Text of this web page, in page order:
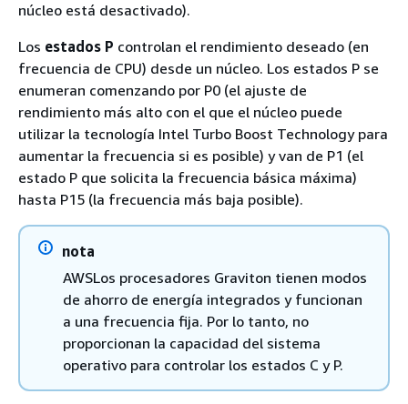
núcleo está desactivado).
Los estados P controlan el rendimiento deseado (en
frecuencia de CPU) desde un núcleo. Los estados P se
enumeran comenzando por P0 (el ajuste de
rendimiento más alto con el que el núcleo puede
utilizar la tecnología Intel Turbo Boost Technology para
aumentar la frecuencia si es posible) y van de P1 (el
estado P que solicita la frecuencia básica máxima)
hasta P15 (la frecuencia más baja posible).
nota
AWSLos procesadores Graviton tienen modos
de ahorro de energía integrados y funcionan
a una frecuencia fija. Por lo tanto, no
proporcionan la capacidad del sistema
operativo para controlar los estados C y P.